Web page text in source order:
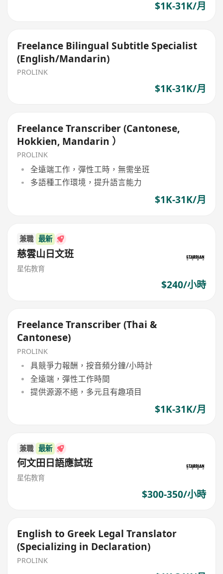
$1K-31K/月
Freelance Bilingual Subtitle Specialist
(English/Mandarin)
PROLINK
$1K-31K/月
Freelance Transcriber (Cantonese,
Hokkien, Mandarin ）
PROLINK
全遠端工作，彈性工時，無需坐班
多語種工作環境，提升語言能力
$1K-31K/月
兼職 最新
慈雲山日文班
星佑教育
$240/小時
Freelance Transcriber (Thai &
Cantonese)
PROLINK
具競爭力報酬，按音頻分鐘/小時計
全遠端，彈性工作時間
提供源源不絕，多元且有趣項目
$1K-31K/月
兼職 最新
何文田日語應試班
星佑教育
$300-350/小時
English to Greek Legal Translator
(Specializing in Declaration)
PROLINK